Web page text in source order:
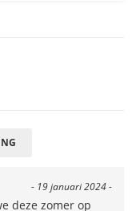
- 19 januari 2024 -
deze zomer op